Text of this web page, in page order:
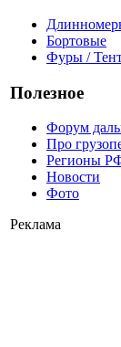
Бортовые
Фуры /
Полезное
Форум
Про
Регионы
Новости
Фото
Реклама